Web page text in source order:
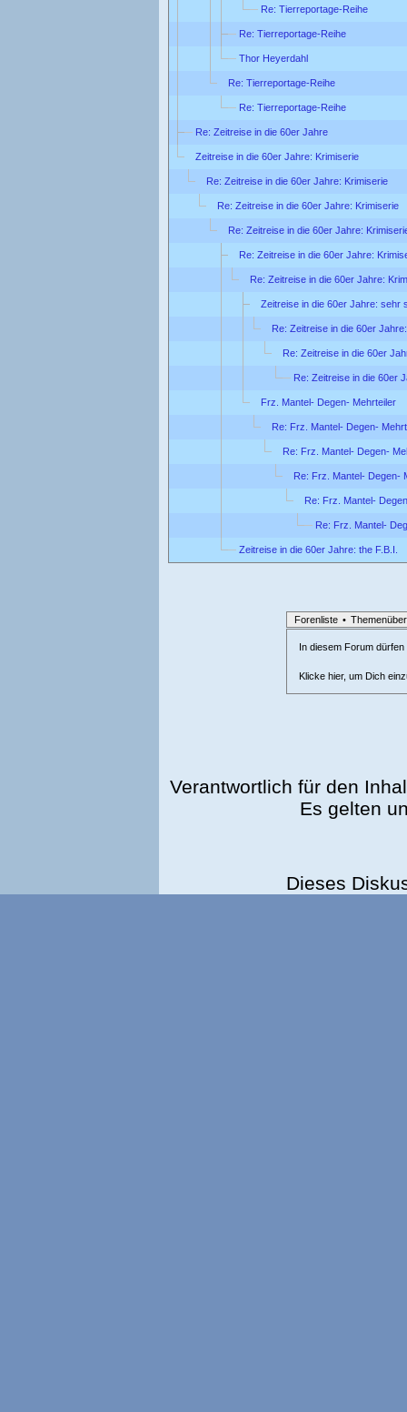
Re: Tierreportage-Reihe
Re: Tierreportage-Reihe
Thor Heyerdahl
Re: Tierreportage-Reihe
Re: Tierreportage-Reihe
Re: Zeitreise in die 60er Jahre
Zeitreise in die 60er Jahre: Krimiserie
Re: Zeitreise in die 60er Jahre: Krimiserie
Re: Zeitreise in die 60er Jahre: Krimiserie
Re: Zeitreise in die 60er Jahre:
Re: Zeitreise in die 60er Jahre:
Re: Zeitreise in die 60er Jahre:
Zeitreise in die 60er Jahre: sehr
Re: Zeitreise in die 60er
Re: Zeitreise in die 60er
Re: Zeitreise in die 60er
Frz. Mantel- Degen- Mehrteiler
Re: Frz. Mantel- Degen-
Re: Frz. Mantel- Degen-
Re: Frz. Mantel- Degen-
Re: Frz. Mantel-
Re: Frz. Mantel-
Zeitreise in die 60er Jahre: the F.B.I.
Forenliste •
In diesem Forum
Klicke hier, um Dich
Verantwortlich für den
Es gelten
Dieses